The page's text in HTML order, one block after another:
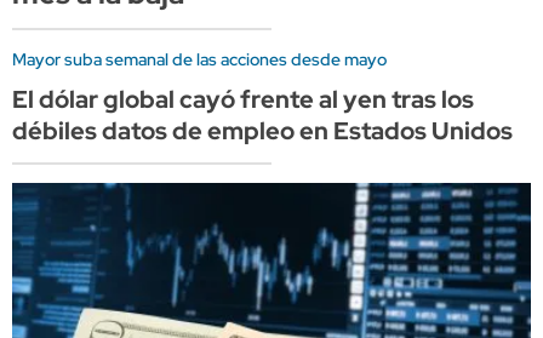
Mayor suba semanal de las acciones desde mayo
El dólar global cayó frente al yen tras los
débiles datos de empleo en Estados Unidos